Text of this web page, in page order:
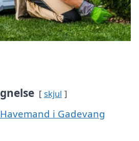
skjul
i Gadevang